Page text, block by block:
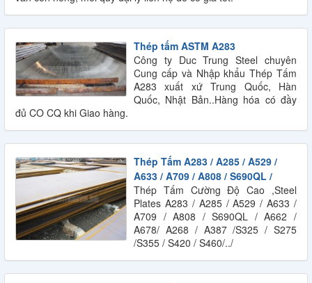
Thép tấm ASTM A283
Công ty Duc Trung Steel chuyên
Cung cấp và Nhập khẩu Thép Tấm
A283 xuất xứ Trung Quốc, Hàn
Quốc, Nhật Bản..Hàng hóa có đầy
đủ CO CQ khi Giao hàng.
Thép Tấm A283 / A285 / A529 /
A633 / A709 / A808 / S690QL /
Thép Tấm Cường Độ Cao ,Steel
Plates A283 / A285 / A529 / A633 /
A709 / A808 / S690QL / A662 /
A678/ A268 / A387 /S325 / S275
/S355 / S420 / S460/../